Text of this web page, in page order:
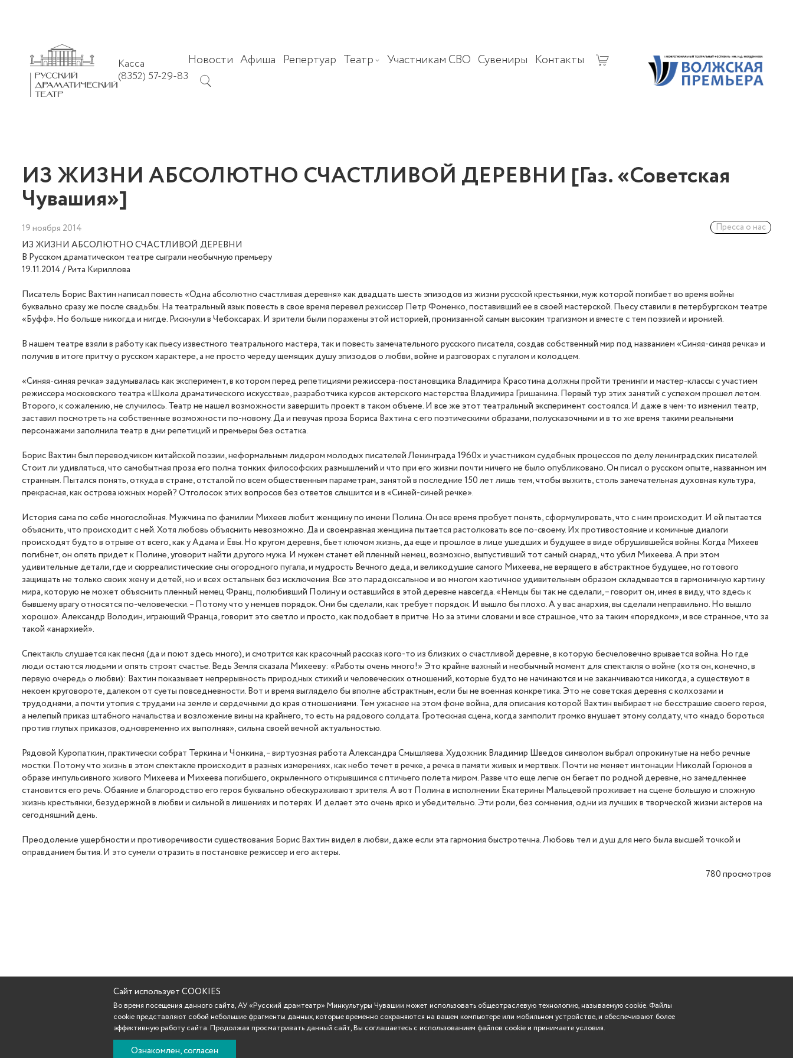
Касса
(8352) 57-29-83
Новости Афиша Репертуар Театр Участникам СВО Сувениры Контакты
ИЗ ЖИЗНИ АБСОЛЮТНО СЧАСТЛИВОЙ ДЕРЕВНИ [Газ. «Советская
Чувашия»]
19 ноября 2014 Пресса о нас
ИЗ ЖИЗНИ АБСОЛЮТНО СЧАСТЛИВОЙ ДЕРЕВНИ
В Русском драматическом театре сыграли необычную премьеру
19.11.2014 / Рита Кириллова
Писатель Борис Вахтин написал повесть «Одна абсолютно счастливая деревня» как двадцать шесть эпизодов из жизни русской крестьянки, муж которой погибает во время войны
буквально сразу же после свадьбы. На театральный язык повесть в свое время перевел режиссер Петр Фоменко, поставивший ее в своей мастерской. Пьесу ставили в петербургском театре
«Буфф». Но больше никогда и нигде. Рискнули в Чебоксарах. И зрители были поражены этой историей, пронизанной самым высоким трагизмом и вместе с тем поэзией и иронией.
В нашем театре взяли в работу как пьесу известного театрального мастера, так и повесть замечательного русского писателя, создав собственный мир под названием «Синяя-синяя речка» и
получив в итоге притчу о русском характере, а не просто череду щемящих душу эпизодов о любви, войне и разговорах с пугалом и колодцем.
«Синяя-синяя речка» задумывалась как эксперимент, в котором перед репетициями режиссера-постановщика Владимира Красотина должны пройти тренинги и мастер-классы с участием
режиссера московского театра «Школа драматического искусства», разработчика курсов актерского мастерства Владимира Гришанина. Первый тур этих занятий с успехом прошел летом.
Второго, к сожалению, не случилось. Театр не нашел возможности завершить проект в таком объеме. И все же этот театральный эксперимент состоялся. И даже в чем-то изменил театр,
заставил посмотреть на собственные возможности по-новому. Да и певучая проза Бориса Вахтина с его поэтическими образами, полусказочными и в то же время такими реальными
персонажами заполнила театр в дни репетиций и премьеры без остатка.
Борис Вахтин был переводчиком китайской поэзии, неформальным лидером молодых писателей Ленинграда 1960х и участником судебных процессов по делу ленинградских писателей.
Стоит ли удивляться, что самобытная проза его полна тонких философских размышлений и что при его жизни почти ничего не было опубликовано. Он писал о русском опыте, названном им
странным. Пытался понять, откуда в стране, отсталой по всем общественным параметрам, занятой в последние 150 лет лишь тем, чтобы выжить, столь замечательная духовная культура,
прекрасная, как острова южных морей? Отголосок этих вопросов без ответов слышится и в «Синей-синей речке».
История сама по себе многослойная. Мужчина по фамилии Михеев любит женщину по имени Полина. Он все время пробует понять, сформулировать, что с ним происходит. И ей пытается
объяснить, что происходит с ней. Хотя любовь объяснить невозможно. Да и своенравная женщина пытается растолковать все по-своему. Их противостояние и комичные диалоги
происходят будто в отрыве от всего, как у Адама и Евы. Но кругом деревня, бьет ключом жизнь, да еще и прошлое в лице ушедших и будущее в виде обрушившейся войны. Когда Михеев
погибнет, он опять придет к Полине, уговорит найти другого мужа. И мужем станет ей пленный немец, возможно, выпустивший тот самый снаряд, что убил Михеева. А при этом
удивительные детали, где и сюрреалистические сны огородного пугала, и мудрость Вечного деда, и великодушие самого Михеева, не верящего в абстрактное будущее, но готового
защищать не только своих жену и детей, но и всех остальных без исключения. Все это парадоксальное и во многом хаотичное удивительным образом складывается в гармоничную картину
мира, которую не может объяснить пленный немец Франц, полюбивший Полину и оставшийся в этой деревне навсегда. «Немцы бы так не сделали, – говорит он, имея в виду, что здесь к
бывшему врагу относятся по-человечески. – Потому что у немцев порядок. Они бы сделали, как требует порядок. И вышло бы плохо. А у вас анархия, вы сделали неправильно. Но вышло
хорошо». Александр Володин, играющий Франца, говорит это светло и просто, как подобает в притче. Но за этими словами и все страшное, что за таким «порядком», и все странное, что за
такой «анархией».
Спектакль слушается как песня (да и поют здесь много), и смотрится как красочный рассказ кого-то из близких о счастливой деревне, в которую бесчеловечно врывается война. Но где
люди остаются людьми и опять строят счастье. Ведь Земля сказала Михееву: «Работы очень много!» Это крайне важный и необычный момент для спектакля о войне (хотя он, конечно, в
первую очередь о любви): Вахтин показывает непрерывность природных стихий и человеческих отношений, которые будто не начинаются и не заканчиваются никогда, а существуют в
некоем круговороте, далеком от суеты повседневности. Вот и время выглядело бы вполне абстрактным, если бы не военная конкретика. Это не советская деревня с колхозами и
трудоднями, а почти утопия с трудами на земле и сердечными до края отношениями. Тем ужаснее на этом фоне война, для описания которой Вахтин выбирает не бесстрашие своего героя,
а нелепый приказ штабного начальства и возложение вины на крайнего, то есть на рядового солдата. Гротескная сцена, когда замполит громко внушает этому солдату, что «надо бороться
против глупых приказов, одновременно их выполняя», сильна своей вечной актуальностью.
Рядовой Куропаткин, практически собрат Теркина и Чонкина, – виртуозная работа Александра Смышляева. Художник Владимир Шведов символом выбрал опрокинутые на небо речные
мостки. Потому что жизнь в этом спектакле происходит в разных измерениях, как небо течет в речке, а речка в памяти живых и мертвых. Почти не меняет интонации Николай Горюнов в
образе импульсивного живого Михеева и Михеева погибшего, окрыленного открывшимся с птичьего полета миром. Разве что еще легче он бегает по родной деревне, но замедленнее
становится его речь. Обаяние и благородство его героя буквально обескураживают зрителя. А вот Полина в исполнении Екатерины Мальцевой проживает на сцене большую и сложную
жизнь крестьянки, безудержной в любви и сильной в лишениях и потерях. И делает это очень ярко и убедительно. Эти роли, без сомнения, одни из лучших в творческой жизни актеров на
сегодняшний день.
Преодоление ущербности и противоречивости существования Борис Вахтин видел в любви, даже если эта гармония быстротечна. Любовь тел и душ для него была высшей точкой и
оправданием бытия. И это сумели отразить в постановке режиссер и его актеры.
780просмотров
Сайт использует COOKIES
Во время посещения данного сайта, АУ «Русский драмтеатр» Минкультуры Чувашии может использовать общеотраслевую технологию, называемую cookie. Файлы
cookie представляют собой небольшие фрагменты данных, которые временно сохраняются на вашем компьютере или мобильном устройстве, и обеспечивают более
эффективную работу сайта. Продолжая просматривать данный сайт, Вы соглашаетесь с использованием файлов cookie и принимаете условия.
Ознакомлен, согласен